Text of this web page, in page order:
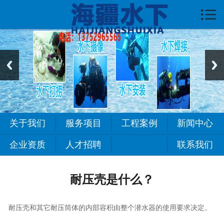
首页
关于我们
服务项目
新闻中心
工程案例
常见问题

关于我们 服务项目 工程案例 新闻中心
企业资质 人才招聘 联系我们
耐压壳是什么？
耐压壳和其它耐压筒体的内部容积由整个潜水器的使用要求决定。